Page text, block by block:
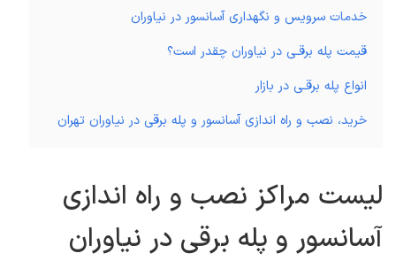
خدمات سرویس و نگهداری آسانسور در نیاوران
قیمت پله برقـی در نیاوران چقدر است؟
انواع پله برقـی در بازار
خرید، نصب و راه اندازی آسانسور و پله برقی در نیاوران تهران
لیست مراکز نصب و راه اندازی
آسانسور و پله برقی در نیاوران